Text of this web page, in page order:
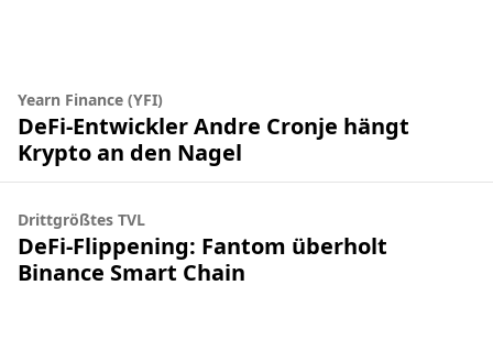
Yearn Finance (YFI)
DeFi-Entwickler Andre Cronje hängt
Krypto an den Nagel
Drittgrößtes TVL
DeFi-Flippening: Fantom überholt
Binance Smart Chain